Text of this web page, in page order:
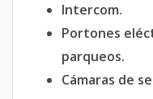
Intercom.
Portones
parqueos.
Cámaras de